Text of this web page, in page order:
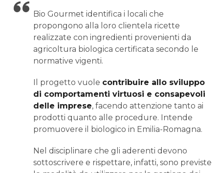
Bio Gourmet identifica i locali che
propongono alla loro clientela ricette
realizzate con ingredienti provenienti da
agricoltura biologica certificata secondo le
normative vigenti.
Il progetto vuole contribuire allo sviluppo
di comportamenti virtuosi e consapevoli
delle imprese, facendo attenzione tanto ai
prodotti quanto alle procedure. Intende
promuovere il biologico in Emilia-Romagna.
Nel disciplinare che gli aderenti devono
sottoscrivere e rispettare, infatti, sono previste